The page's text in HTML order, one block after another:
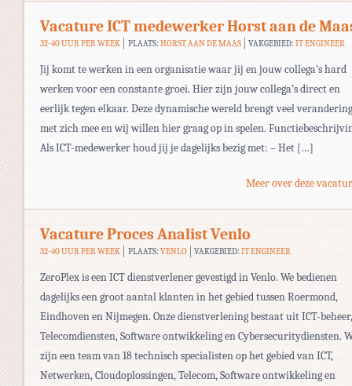
Vacature ICT medewerker Horst aan de
32-40 UUR PER WEEK PLAATS: HORST AAN DE MAAS VAKGEBIED:IT ENGINEER
Jij komt te werken in een organisatie waar jij en jouw collega’s hard
werken voor een constante groei. Hier zijn jouw collega’s direct en
eerlijk tegen elkaar. Deze dynamische wereld brengt veel
met zich mee en wij willen hier graag op in spelen.
Als ICT-medewerker houd jij je dagelijks bezig met: – Het […]
Meer over deze
Vacature Proces Analist Venlo
32-40 UUR PER WEEK PLAATS: VENLO VAKGEBIED:IT ENGINEER
ZeroPlex is een ICT dienstverlener gevestigd in Venlo. We bedienen
dagelijks een groot aantal klanten in het gebied tussen Roermond,
Eindhoven en Nijmegen. Onze dienstverlening bestaat uit ICT-beheer,
Telecomdiensten, Software ontwikkeling en Cybersecuritydiensten.
zijn een team van 18 technisch specialisten op het gebied van ICT,
Netwerken, Cloudoplossingen, Telecom, Software ontwikkeling en